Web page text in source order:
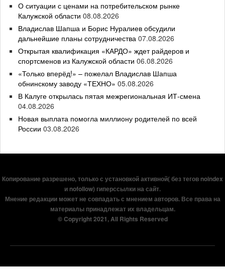
О ситуации с ценами на потребительском рынке
Калужской области 08.08.2026
Владислав Шапша и Борис Нуралиев обсудили
дальнейшие планы сотрудничества 07.08.2026
Открытая квалификация «КАРДО» ждет райдеров и
спортсменов из Калужской области 06.08.2026
«Только вперёд!» – пожелал Владислав Шапша
обнинскому заводу «ТЕХНО» 05.08.2026
В Калуге открылась пятая межрегиональная ИТ-смена
04.08.2026
Новая выплата помогла миллиону родителей по всей
России 03.08.2026
Копирование разрешено, только с установкой активной( без тегов noindex
и nofollow) гиперссылки на сайт.
Мнение редакции может не совпадать с мнением авторов. Все права на
материалы принадлежат их владельцам.
© Copyright 2021, All Rights Reserved